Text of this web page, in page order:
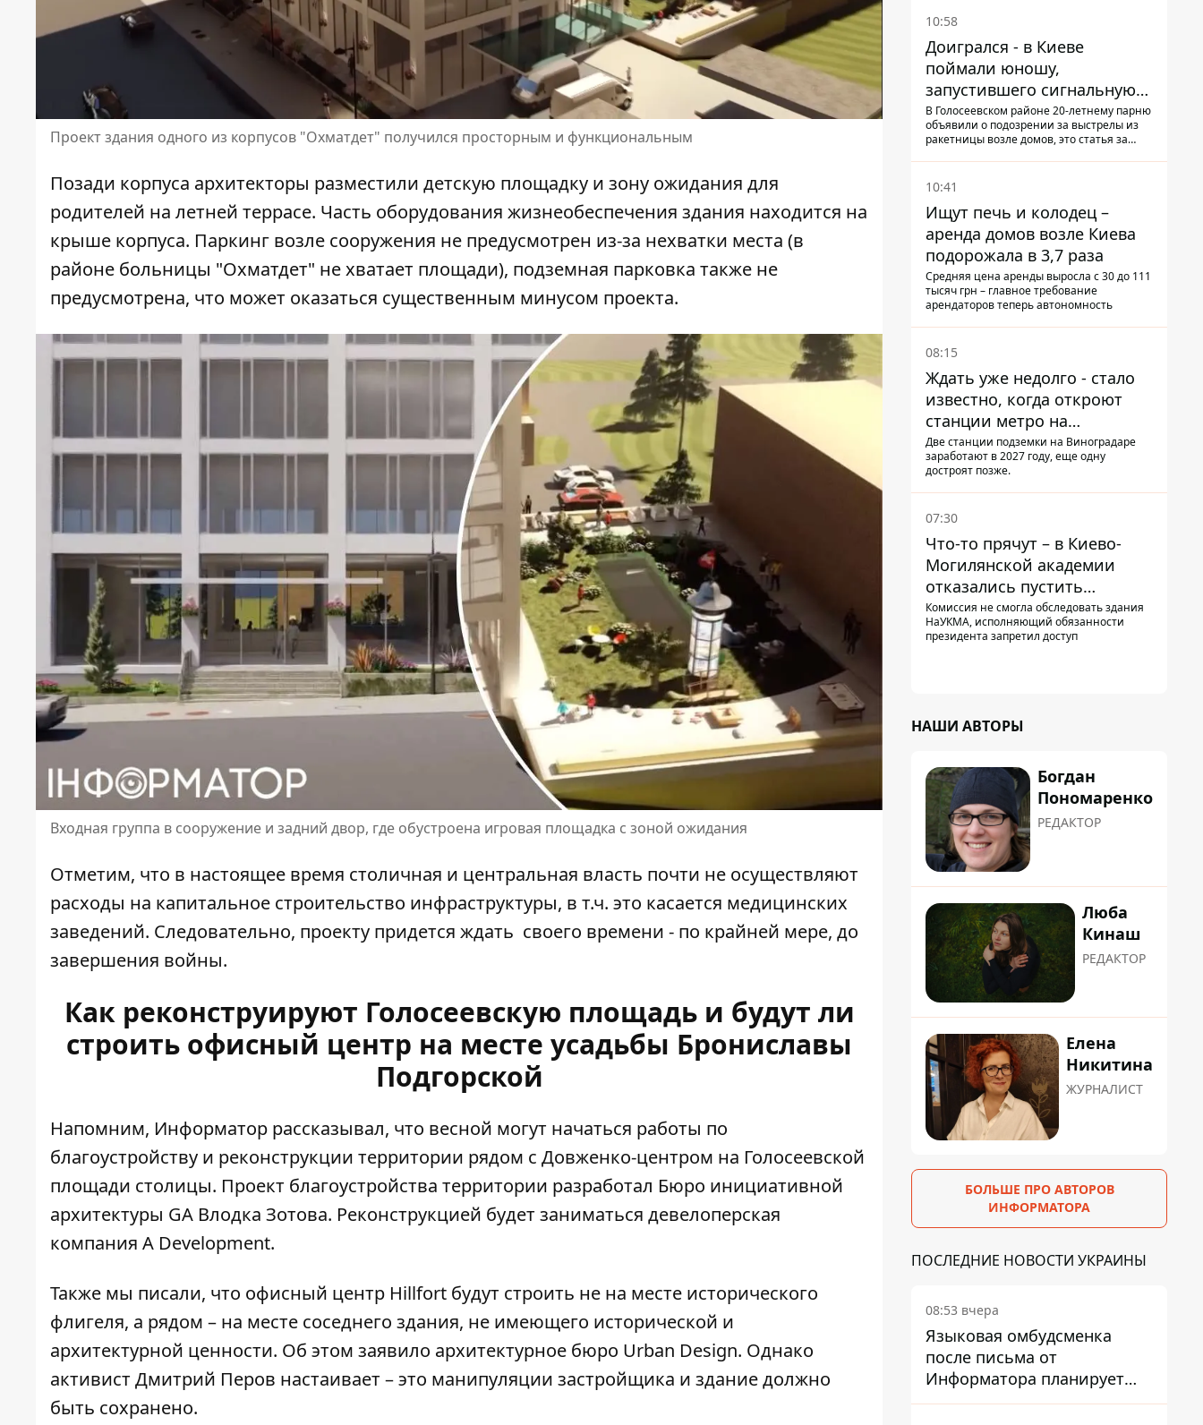
Проект здания одного из корпусов "Охматдет" получился просторным и функциональным
Позади корпуса архитекторы разместили детскую площадку и зону ожидания для
родителей на летней террасе. Часть оборудования жизнеобеспечения здания находится на
крыше корпуса. Паркинг возле сооружения не предусмотрен из-за нехватки места (в
районе больницы "Охматдет" не хватает площади), подземная парковка также не
предусмотрена, что может оказаться существенным минусом проекта.
Входная группа в сооружение и задний двор, где обустроена игровая площадка с зоной ожидания
Отметим, что в настоящее время столичная и центральная власть почти не осуществляют
расходы на капитальное строительство инфраструктуры, в т.ч. это касается медицинских
заведений. Следовательно, проекту придется ждать своего времени - по крайней мере, до
завершения войны.
Как реконструируют Голосеевскую площадь и будут ли
строить офисный центр на месте усадьбы Брониславы
Подгорской
Напомним, Информатор рассказывал, что весной могут начаться работы по
благоустройству и реконструкции территории рядом с Довженко-центром на Голосеевской
площади столицы. Проект благоустройства территории разработал Бюро инициативной
архитектуры GA Влодка Зотова. Реконструкцией будет заниматься девелоперская
компания А Development.
Также мы писали, что офисный центр Hillfort будут строить не на месте исторического
флигеля, а рядом – на месте соседнего здания, не имеющего исторической и
архитектурной ценности. Об этом заявило архитектурное бюро Urban Design. Однако
активист Дмитрий Перов настаивает – это манипуляции застройщика и здание должно
быть сохранено.
10:58
Доигрался - в Киеве
поймали юношу,
запустившего сигнальную
ракету, чтобы порадовать
девушек
В Голосеевском районе 20-летнему парню
объявили о подозрении за выстрелы из
ракетницы возле домов, это статья за
10:41
Ищут печь и колодец –
аренда домов возле Киева
подорожала в 3,7 раза
Средняя цена аренды выросла с 30 до 111
тысяч грн – главное требование
арендаторов теперь автономность
08:15
Ждать уже недолго - стало
известно, когда откроют
станции метро на
Виноградаре
Две станции подземки на Виноградаре
заработают в 2027 году, еще одну
достроят позже.
07:30
Что-то прячут – в Киево-
Могилянской академии
отказались пустить
комиссию по охране
памятников на территорию
Комиссия не смогла обследовать здания
НаУКМА, исполняющий обязанности
президента запретил доступ
НАШИ АВТОРЫ
Богдан
Пономаренко
РЕДАКТОР
Люба
Кинаш
РЕДАКТОР
Елена
Никитина
ЖУРНАЛИСТ
БОЛЬШЕ ПРО АВТОРОВ
ИНФОРМАТОРА
ПОСЛЕДНИЕ НОВОСТИ УКРАИНЫ
08:53 вчера
Языковая омбудсменка
после письма от
Информатора планирует
наказать компанию-